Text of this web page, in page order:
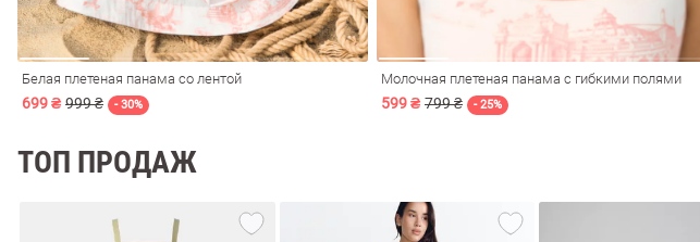
ОчкиКосметикаПлатки
Белая плетеная панама со лентой
699 ₴ 999 ₴ - 30%
Молочная плетеная панама с гибкими полями
599 ₴ 799 ₴ - 25%
ТОП ПРОДАЖ